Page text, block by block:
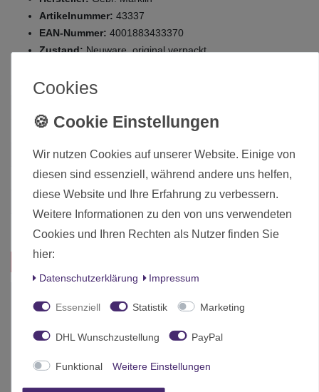
Artikelnummer: 43337
EAN-Nummer: 4001883433370
Zustand:Neuware, original verpackt
Art.-ID 23444
Altersfreigabe Ab 16 freigegeben
Hersteller Märklin
Herstellungsland Deutschland
Cookies
Wir nutzen Cookies auf unserer Website. Einige von
diesen sind essenziell, während andere uns helfen,
diese Website und Ihre Erfahrung zu verbessern.
Weitere Informationen zu den von uns verwendeten
Cookies und Ihren Rechten als Nutzer finden Sie
hier:
Daten­schutz­erklärung Impressum
Essenziell Statistik Marketing
DHL Wunschzustellung PayPal
Funktional Weitere Einstellungen